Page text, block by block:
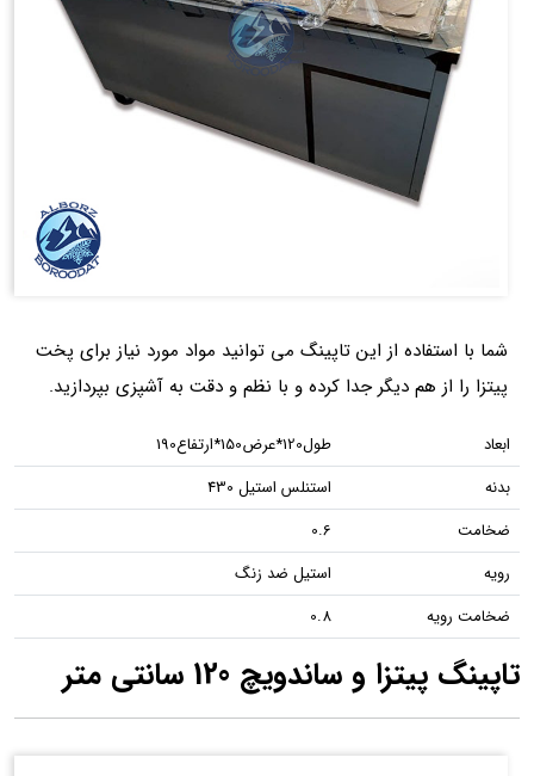
شما با استفاده از این تاپینگ می توانید مواد مورد نیاز برای پخت
پیتزا را از هم دیگر جدا کرده و با نظم و دقت به آشپزی بپردازید.
ابعاد
طول120*عرض150*ارتفاع190
بدنه
استنلس استیل 430
ضخامت
0.6
رویه
استیل ضد زنگ
ضخامت رویه
0.8
تاپینگ پیتزا و ساندویچ 120 سانتی متر